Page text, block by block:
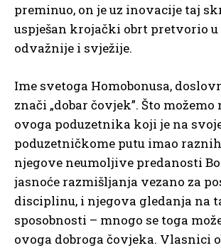
preminuo, on je uz inovacije taj
uspješan krojački obrt pretvorio u
odvažnije i svježije.
Ime svetoga Homobonusa,
znači „dobar čovjek”. Što
ovoga poduzetnika koji je na
poduzetničkome putu imao raznih
njegove neumoljive predanosti
jasnoće razmišljanja vezano za
disciplinu, i njegova gledanja na
sposobnosti – mnogo se toga
ovoga dobroga čovjeka. Vlasnici